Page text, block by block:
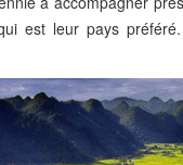
est leur pays